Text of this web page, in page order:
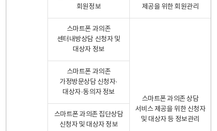
회원정보
제공을 위한 회원관리
스마트폰 과의존
센터내방상담 신청자 및
대상자 정보
스마트폰 과의존 상담
서비스 제공을 위한 신청자
및 대상자 등 정보관리
스마트폰 과의존
가정방문상담 신청자·
대상자·동의자 정보
스마트폰 과의존 집단상담
신청자 및 대상자 정보